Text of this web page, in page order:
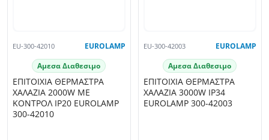
EU-300-42010 EUROLAMP
Αμεσα Διαθεσιμο
ΕΠΙΤΟΙΧΙΑ ΘΕΡΜΑΣΤΡΑ
ΧΑΛΑΖΙΑ 2000W ME
ΚΟΝΤΡΟΛ IP20 EUROLAMP
300-42010
EU-300-42003 EUROLAMP
Αμεσα Διαθεσιμο
ΕΠΙΤΟΙΧΙΑ ΘΕΡΜΑΣΤΡΑ
ΧΑΛΑΖΙΑ 3000W IP34
EUROLAMP 300-42003